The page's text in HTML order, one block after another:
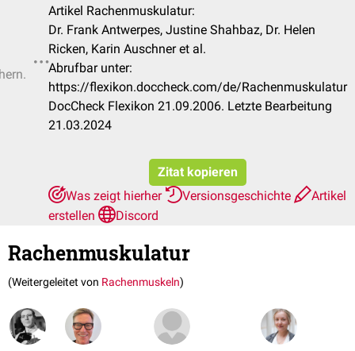
Artikel Rachenmuskulatur:
Dr. Frank Antwerpes, Justine Shahbaz, Dr. Helen
Ricken, Karin Auschner et al.
Abrufbar unter:
https://flexikon.doccheck.com/de/Rachenmuskulatur
DocCheck Flexikon 21.09.2006. Letzte Bearbeitung
21.03.2024
Zitat kopieren
Was zeigt hierher
Versionsgeschichte
Artikel
erstellen
Discord
Rachenmuskulatur
(Weitergeleitet von Rachenmuskeln)